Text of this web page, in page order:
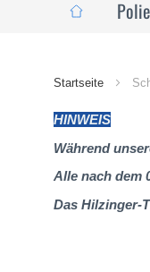
Startseite
HINWEIS
Während
Alle nach dem
Das Hilzinger-